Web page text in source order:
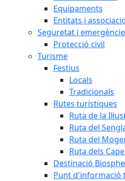
Equipaments
Entitats i
Seguretat i
Protecció civil
Turisme
Festius
Locals
Tradicionals
Rutes turístiques
Ruta de la
Ruta del
Ruta del
Ruta dels
Destinació
Punt d'informació